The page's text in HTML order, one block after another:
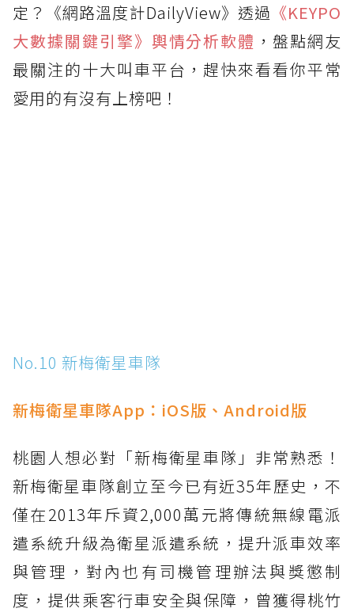
定？《網路溫度計DailyView》透過 《KEYPO
大數據關鍵引擎》輿情分析軟體 ，盤點網友
最關注的十大叫車平台，趕快來看看你平常
愛用的有沒有上榜吧！
No.10 新梅衛星車隊
新梅衛星車隊App： iOS版 、 Android版
桃園人想必對「新梅衛星車隊」非常熟悉！
新梅衛星車隊創立至今已有近35年歷史，不
僅在2013年斥資2,000萬元將傳統無線電派
遣系統升級為衛星派遣系統，提升派車效率
與管理，對內也有司機管理辦法與獎懲制
度，提供乘客行車安全與保障，曾獲得桃竹